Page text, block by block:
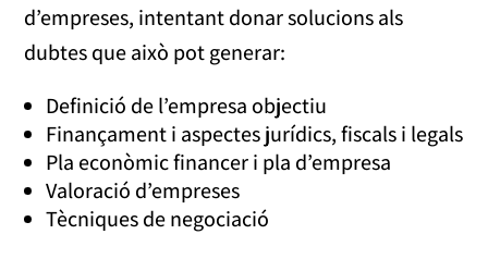
d’empreses, intentant donar solucions als
dubtes que això pot generar:
Definició de l’empresa objectiu
Finançament i aspectes jurídics, fiscals i legals
Pla econòmic financer i pla d’empresa
Valoració d’empreses
Tècniques de negociació